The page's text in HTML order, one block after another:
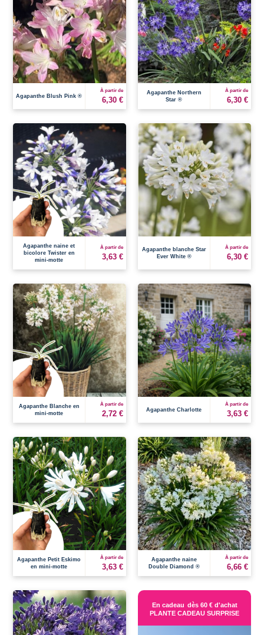
Agapanthe Blush Pink ®
À partir de
6,30 €
Agapanthe Northern
Star ®
À partir de
6,30 €
Agapanthe naine et
bicolore Twister en
mini-motte
À partir de
3,63 €
Agapanthe blanche Star
Ever White ®
À partir de
6,30 €
Agapanthe Blanche en
mini-motte
À partir de
2,72 € Agapanthe Charlotte
À partir de
3,63 €
Agapanthe Petit Eskimo
en mini-motte
À partir de
3,63 €
Agapanthe naine
Double Diamond ®
À partir de
6,66 €
En cadeau dès 60 € d'achat
PLANTE CADEAU SURPRISE